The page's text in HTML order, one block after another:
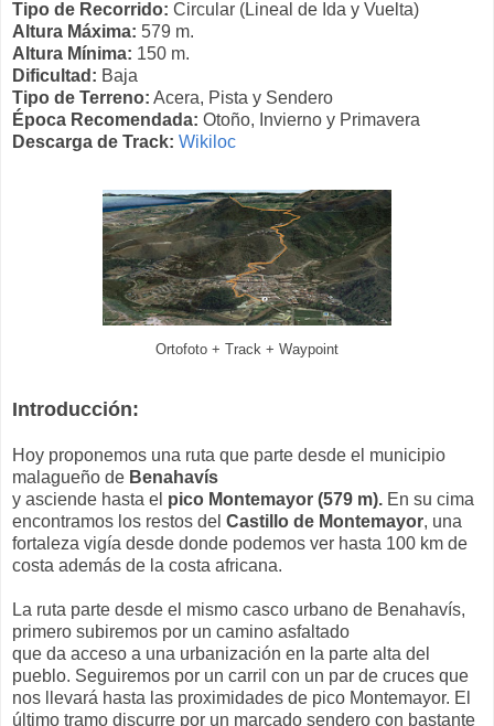
Tipo de Recorrido: Circular (Lineal de Ida y Vuelta)
Altura Máxima: 579 m.
Altura Mínima: 150 m.
Dificultad: Baja
Tipo de Terreno: Acera, Pista y Sendero
Época Recomendada: Otoño, Invierno y Primavera
Descarga de Track: Wikiloc
Ortofoto + Track + Waypoint
Introducción:
Hoy proponemos una ruta que parte desde el municipio
malagueño de Benahavís
y asciende hasta el pico Montemayor (579 m). En su cima
encontramos los restos del Castillo de Montemayor, una
fortaleza vigía desde donde podemos ver hasta 100 km de
costa además de la costa africana.
La ruta parte desde el mismo casco urbano de Benahavís,
primero subiremos por un camino asfaltado
que da acceso a una urbanización en la parte alta del
pueblo. Seguiremos por un carril con un par de cruces que
nos llevará hasta las proximidades de pico Montemayor. El
último tramo discurre por un marcado sendero con bastante